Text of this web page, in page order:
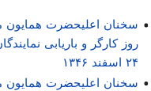
سخنان اعلیحضرت همایون
روز کارگر و باریابی
۲۴ اسفند ۱۳۴۶
سخنان اعلیحضرت همایون